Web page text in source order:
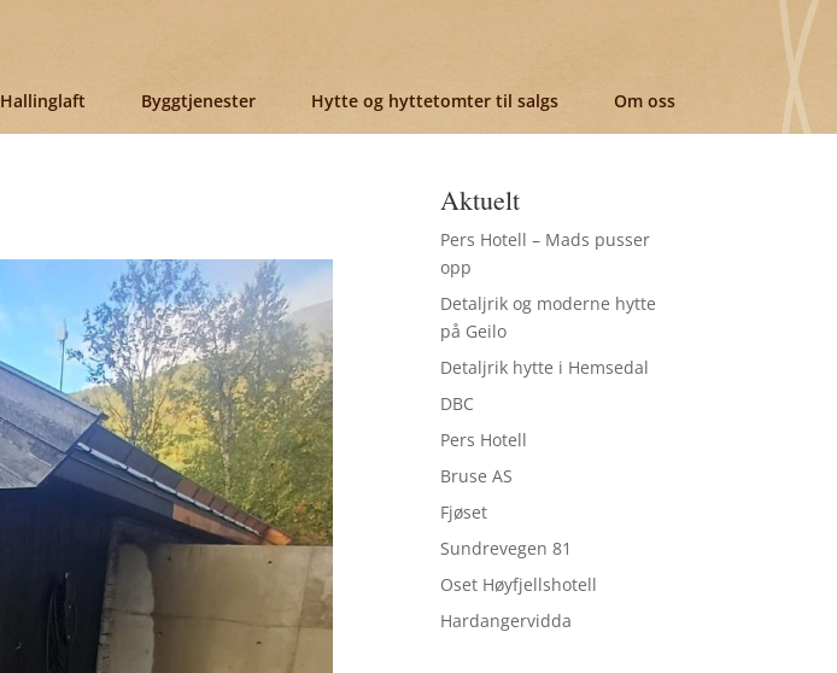
Hallinglaft Byggtjenester Hytte og hyttetomter til salgs Om oss
Aktuelt
Pers Hotell – Mads pusser
opp
Detaljrik og moderne hytte
på Geilo
Detaljrik hytte i Hemsedal
DBC
Pers Hotell
Bruse AS
Fjøset
Sundrevegen 81
Oset Høyfjellshotell
Hardangervidda